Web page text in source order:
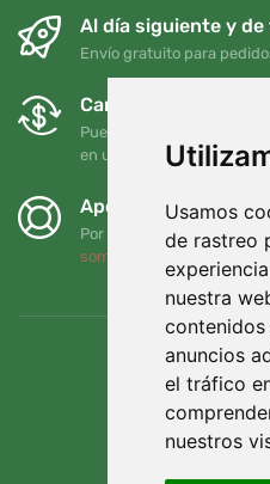
Usamos
de rastreo
nuestra
anuncios
el tráfico
nuestros
Al día siguiente y
Envío gratuito para
Cambios y
Puede devolver o cambiar
en un plazo de 90 días
Apoyamos a
Por cada pedido
somos